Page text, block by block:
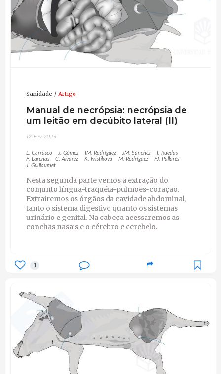
Sanidade Artigo
Manual de necrópsia: necrópsia de
um leitão em decúbito lateral (II)
12-Fev-2025
L. Carrasco J. Gómez IM. Rodríguez JM. Sánchez
I. Ruedas
F. Larenas
C. Álvarez K. Fristikova M. Rodríguez
FJ. Pallarés
J. Guillaumet
Nesta segunda parte vemos a extração do
conjunto língua-traquéia-pulmões-coração.
Extrairemos os órgãos da cavidade abdominal,
tanto o sistema digestivo quanto os sistemas
urinário e genital. Na cabeça acessaremos as
conchas nasais e o cérebro e cerebelo.
1